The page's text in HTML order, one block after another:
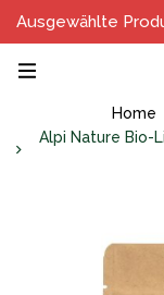
Ausgewählte
Home
Alpi Nature Bio-